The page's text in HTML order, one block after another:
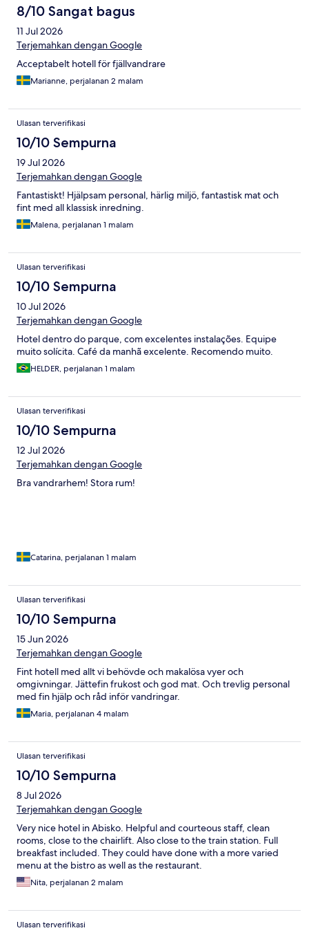
8/10 Sangat bagus
11 Jul 2026
Terjemahkan dengan Google
Acceptabelt hotell för fjällvandrare
Marianne, perjalanan 2 malam
Ulasan terverifikasi
10/10 Sempurna
19 Jul 2026
Terjemahkan dengan Google
Fantastiskt! Hjälpsam personal, härlig miljö, fantastisk mat och
fint med all klassisk inredning.
Malena, perjalanan 1 malam
Ulasan terverifikasi
10/10 Sempurna
10 Jul 2026
Terjemahkan dengan Google
Hotel dentro do parque, com excelentes instalações. Equipe
muito solícita. Café da manhã excelente. Recomendo muito.
HELDER, perjalanan 1 malam
Ulasan terverifikasi
10/10 Sempurna
12 Jul 2026
Terjemahkan dengan Google
Bra vandrarhem! Stora rum!
Catarina, perjalanan 1 malam
Ulasan terverifikasi
10/10 Sempurna
15 Jun 2026
Terjemahkan dengan Google
Fint hotell med allt vi behövde och makalösa vyer och
omgivningar. Jättefin frukost och god mat. Och trevlig personal
med fin hjälp och råd inför vandringar.
Maria, perjalanan 4 malam
Ulasan terverifikasi
10/10 Sempurna
8 Jul 2026
Terjemahkan dengan Google
Very nice hotel in Abisko. Helpful and courteous staff, clean
rooms, close to the chairlift. Also close to the train station. Full
breakfast included. They could have done with a more varied
menu at the bistro as well as the restaurant.
Nita, perjalanan 2 malam
Ulasan terverifikasi